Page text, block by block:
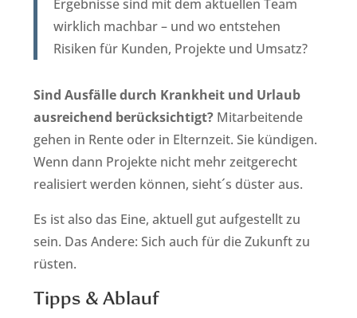
Ergebnisse sind mit dem aktuellen Team
wirklich machbar – und wo entstehen
Risiken für Kunden, Projekte und Umsatz?
Sind Ausfälle durch Krankheit und Urlaub
ausreichend berücksichtigt? Mitarbeitende
gehen in Rente oder in Elternzeit. Sie kündigen.
Wenn dann Projekte nicht mehr zeitgerecht
realisiert werden können, sieht´s düster aus.
Es ist also das Eine, aktuell gut aufgestellt zu
sein. Das Andere: Sich auch für die Zukunft zu
rüsten.
Tipps & Ablauf